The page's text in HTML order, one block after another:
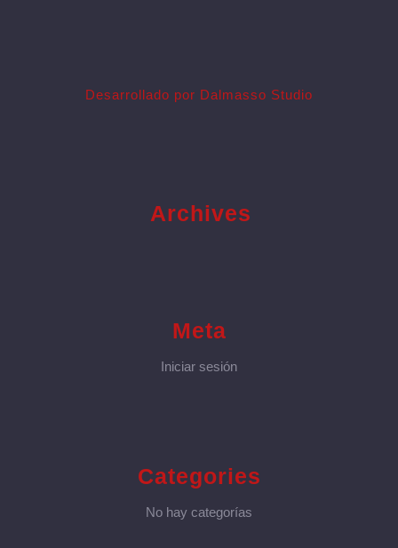
Desarrollado por Dalmasso Studio
Archives
Meta
Iniciar sesión
Categories
No hay categorías